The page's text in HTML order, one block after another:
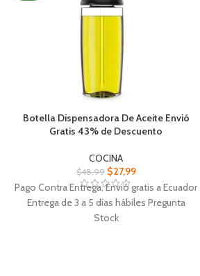
horizontal
Diseñado con un cómodo mango
antideslizante.
Botella Dispensadora De Aceite Envió
Gratis 43% de Descuento
COCINA
$48,99 $27,99
Pago Contra Entrega, Envió gratis a Ecuador
Entrega de 3 a 5 días hábiles Pregunta
Stock